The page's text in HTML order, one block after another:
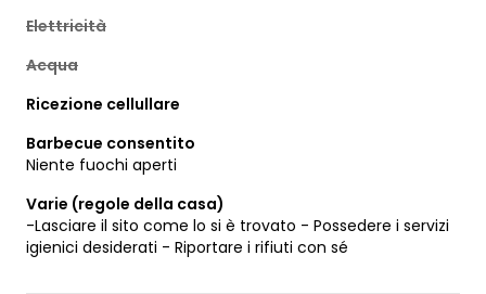
Elettricità
Acqua
Ricezione cellullare
Barbecue consentito
Niente fuochi aperti
Varie (regole della casa)
-Lasciare il sito come lo si è trovato - Possedere i servizi
igienici desiderati - Riportare i rifiuti con sé